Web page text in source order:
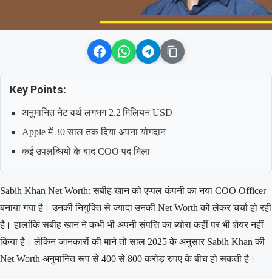
Key Points:
अनुमानित नेट वर्थ लगभग 2.2 मिलियन USD
Apple में 30 साल तक दिया अपना योगदान
कई उपलब्धियों के बाद COO पद मिला
Sabih Khan Net Worth: सबीह खान को एप्पल कंपनी का नया COO Officer
बनाया गया है। उनकी नियुक्ति से ज्यादा उनकी Net Worth को लेकर चर्चा हो रही
है। हालांकि सबीह खान ने कभी भी अपनी संपत्ति का ब्योरा कहीं पर भी शेयर नहीं
किया है। लेकिन जानकारों की माने तो साल 2025 के अनुसार Sabih Khan की
Net Worth अनुमानित रूप से 400 से 800 करोड़ रुपए के बीच हो सकती है।